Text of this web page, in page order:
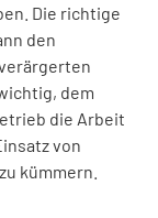
Die richtige
den
dem
die Arbeit
von
kümmern.